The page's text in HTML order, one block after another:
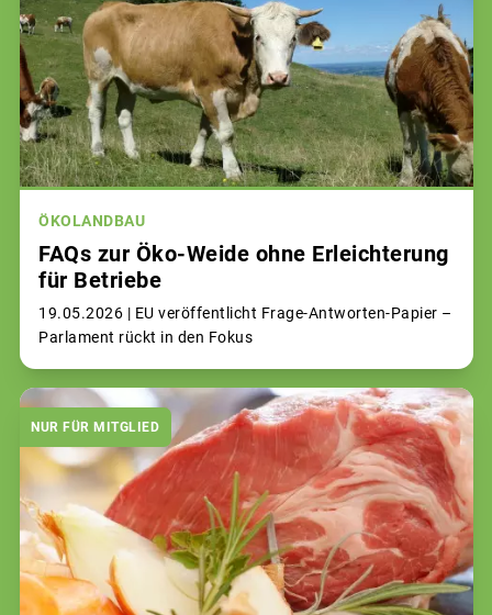
ÖKOLANDBAU
FAQs zur Öko-Weide ohne Erleichterung
für Betriebe
19.05.2026 | EU veröffentlicht Frage-Antworten-Papier –
Parlament rückt in den Fokus
NUR FÜR MITGLIED